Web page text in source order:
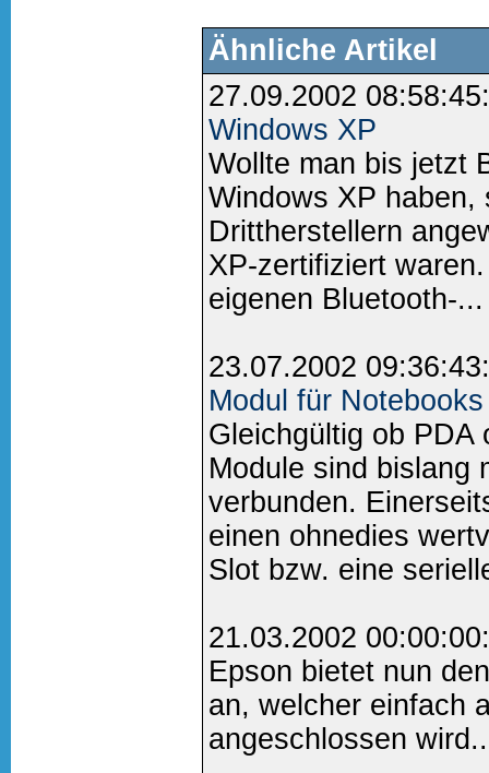
Ähnliche Artikel
27.09.2002
Windows XP
Wollte man bis jetzt
Windows XP haben,
Drittherstellern
XP-zertifiziert
eigenen Bluetooth-...
23.07.2002
Modul für
Gleichgültig ob PDA
Module sind bislang
verbunden.
einen ohnedies
Slot bzw. eine
21.03.2002
Epson bietet nun
an, welcher einfach
angeschlossen